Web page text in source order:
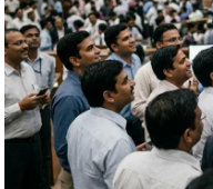
र
.
आ
ई
.